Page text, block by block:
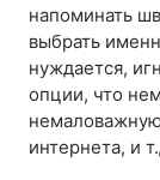
напоминать
выбрать
нуждается,
опции, что
интернета, и